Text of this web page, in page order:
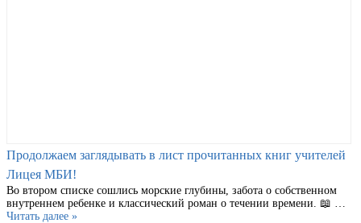
Продолжаем заглядывать в лист прочитанных книг учителей
Лицея МБИ!
Во втором списке сошлись морские глубины, забота о собственном
внутреннем ребенке и классический роман о течении времени. 📖 …
Читать далее »